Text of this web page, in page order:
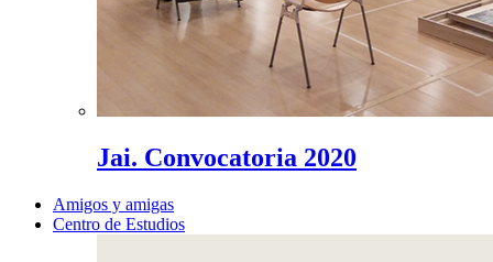
Jai. Convocatoria 2020
Amigos y amigas
Centro de Estudios